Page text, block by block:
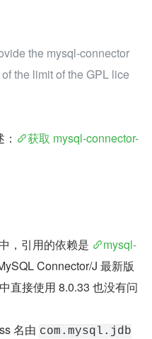
the mysql-connector
the limit of the GPL lice
获取 mysql-connector-
，引用的依赖是
mysql-
Connector/J 最新版
直接使用 8.0.33 也没有问
名由 com.mysql.jdb